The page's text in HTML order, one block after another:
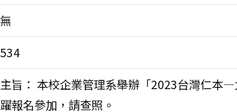
無
534
主旨： 本校企業管理系舉辦「2023台灣仁本
躍報名參加，請查照。